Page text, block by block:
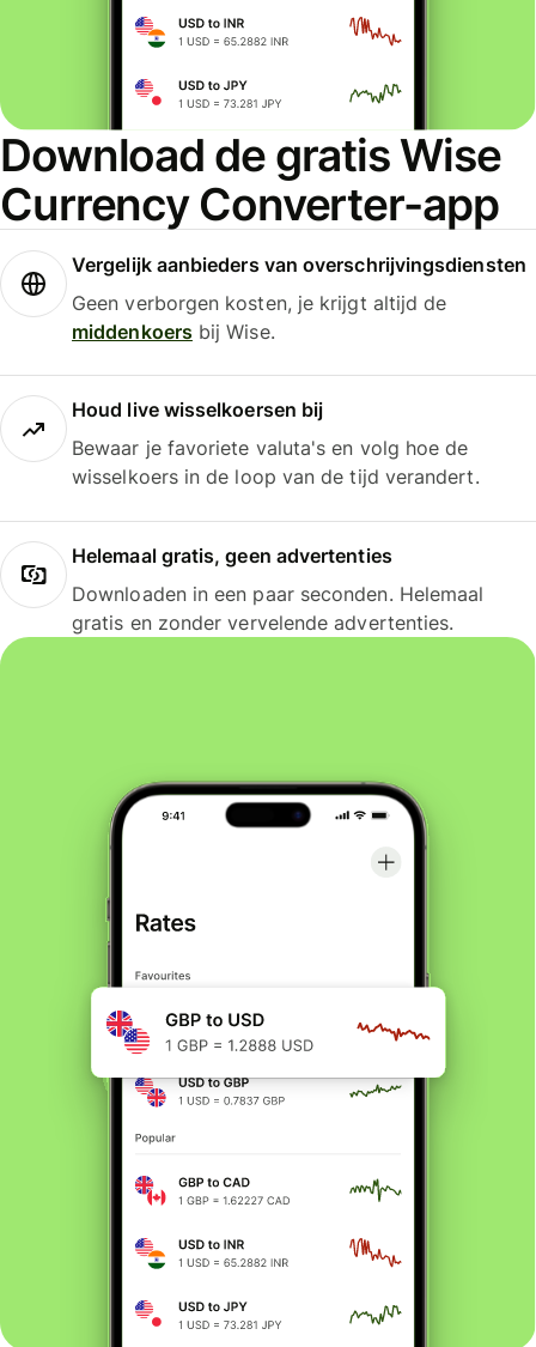
Download de gratis Wise
Currency Converter-app
Vergelijk aanbieders van overschrijvingsdiensten
Geen verborgen kosten, je krijgt altijd de
middenkoersbij Wise.
Houd live wisselkoersen bij
Bewaar je favoriete valuta's en volg hoe de
wisselkoers in de loop van de tijd verandert.
Helemaal gratis, geen advertenties
Downloaden in een paar seconden. Helemaal
gratis en zonder vervelende advertenties.